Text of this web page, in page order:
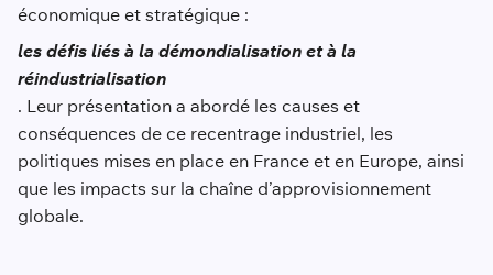
économique et stratégique :
les défis liés à la démondialisation et à la
réindustrialisation
. Leur présentation a abordé les causes et
conséquences de ce recentrage industriel, les
politiques mises en place en France et en Europe, ainsi
que les impacts sur la chaîne d’approvisionnement
globale.